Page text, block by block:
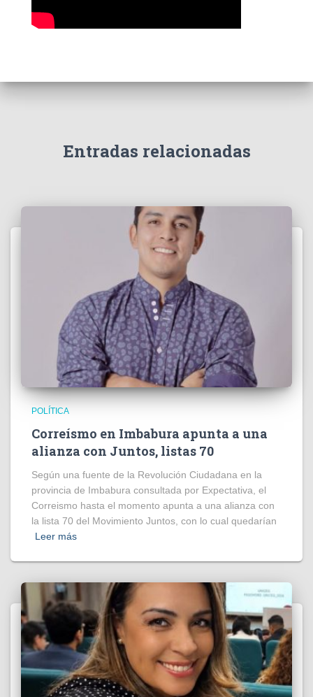
Entradas relacionadas
POLÍTICA
Correísmo en Imbabura apunta a una
alianza con Juntos, listas 70
Según una fuente de la Revolución Ciudadana en la
provincia de Imbabura consultada por Expectativa, el
Correismo hasta el momento apunta a una alianza con
la lista 70 del Movimiento Juntos, con lo cual quedarían
Leer más